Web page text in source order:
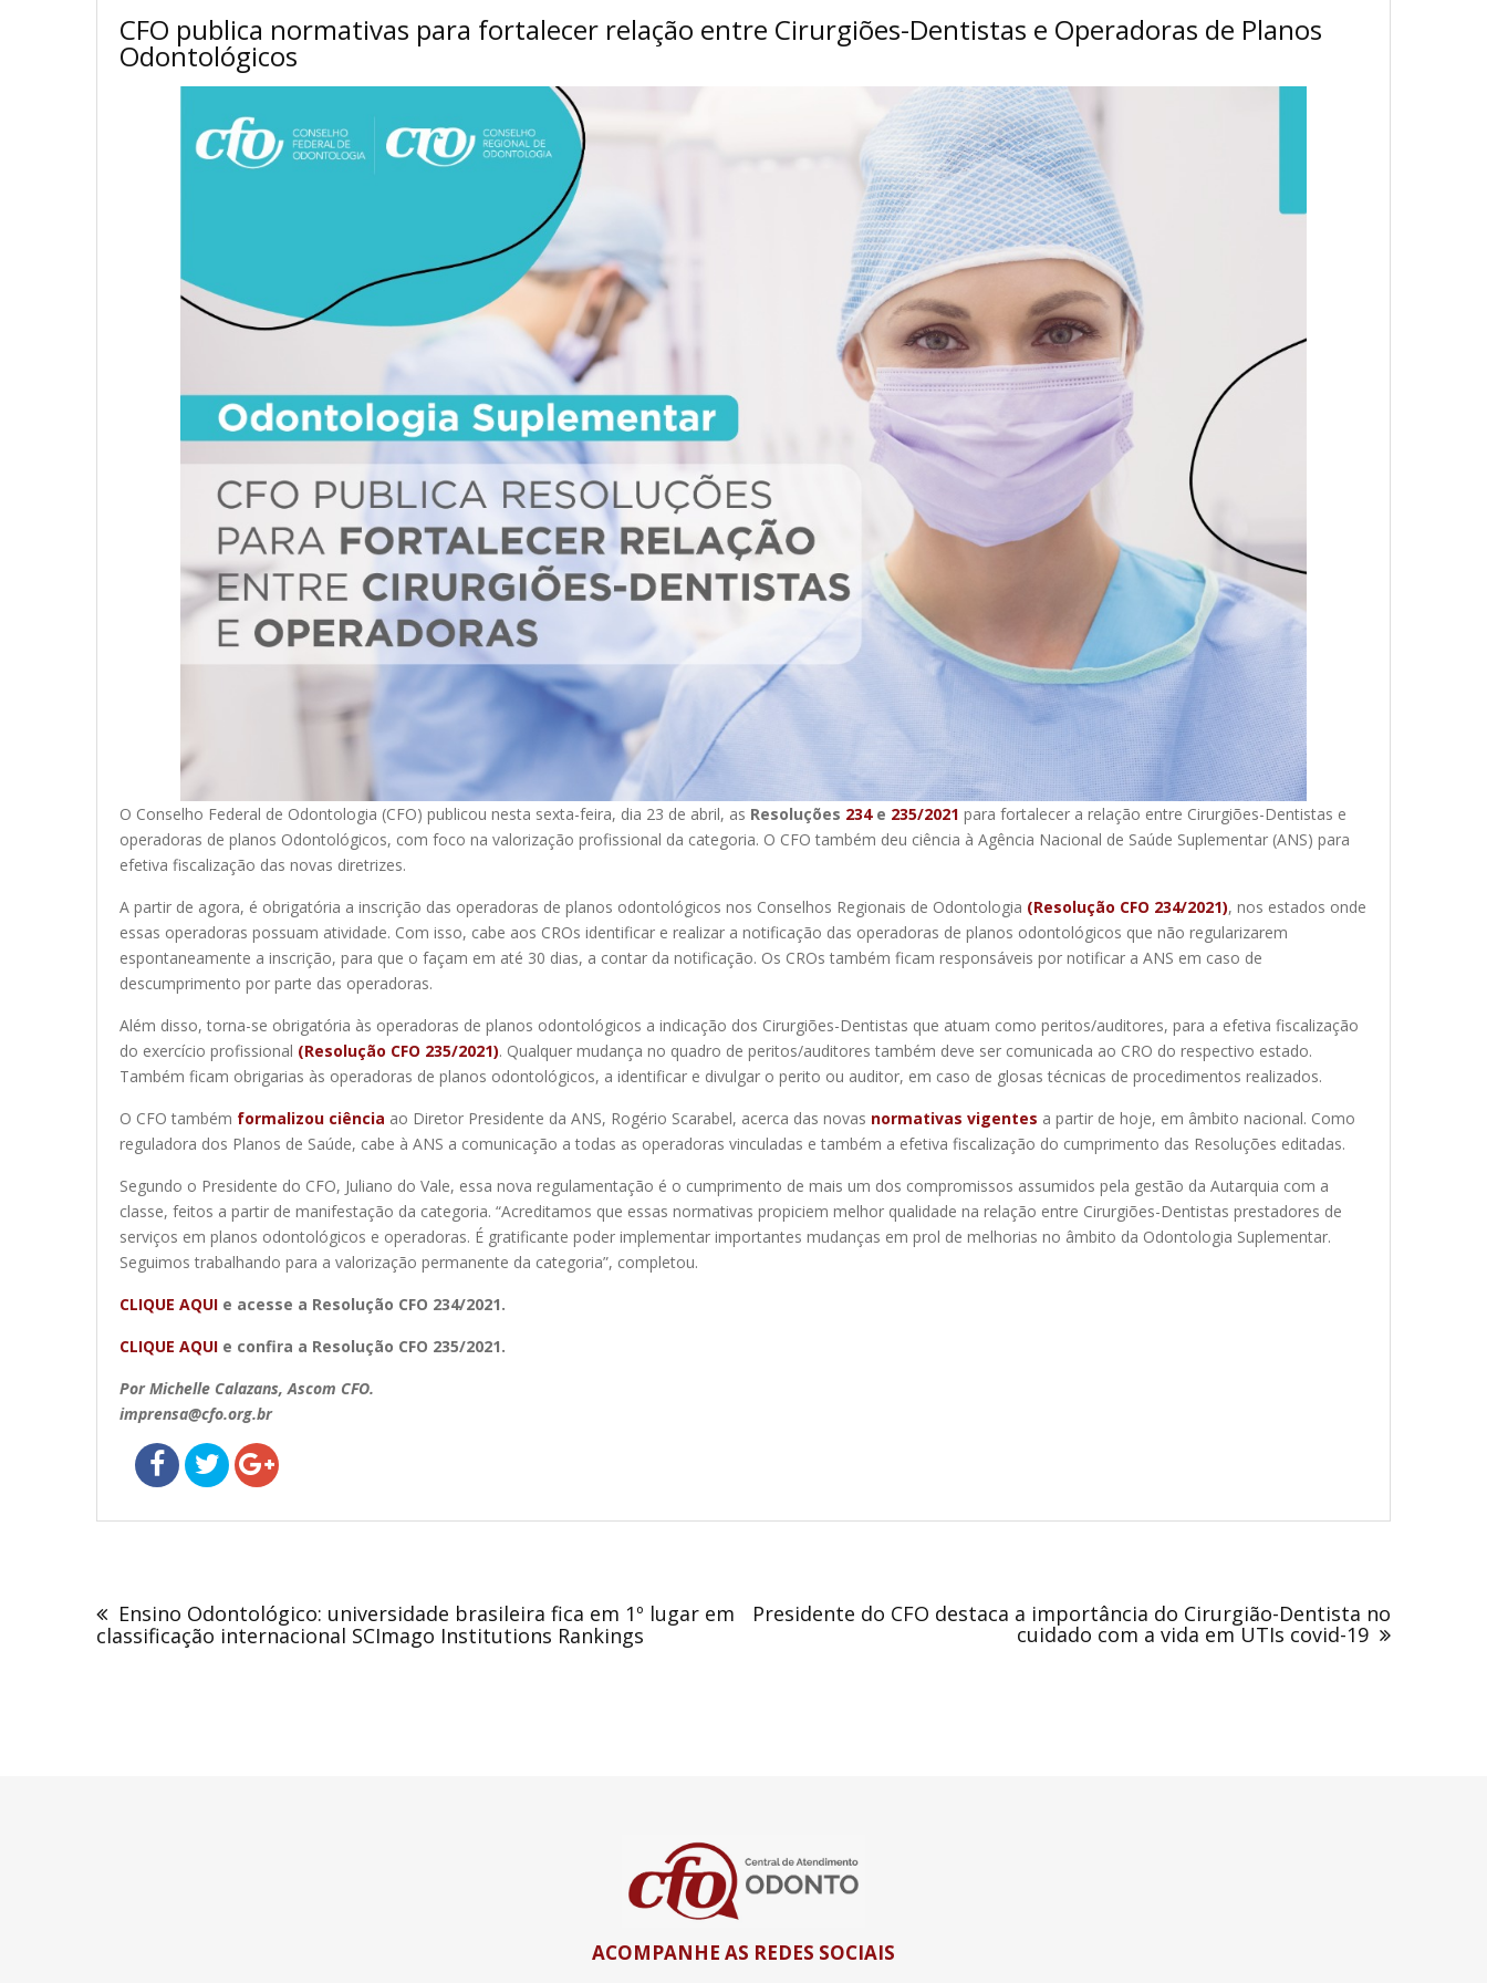
CFO publica normativas para fortalecer relação entre Cirurgiões-Dentistas e Operadoras de Planos
Odontológicos
O Conselho Federal de Odontologia (CFO) publicou nesta sexta-feira, dia 23 de abril, as Resoluções 234e 235/2021 para fortalecer a relação entre Cirurgiões-Dentistas e
operadoras de planos Odontológicos, com foco na valorização profissional da categoria. O CFO também deu ciência à Agência Nacional de Saúde Suplementar (ANS) para
efetiva fiscalização das novas diretrizes.
A partir de agora, é obrigatória a inscrição das operadoras de planos odontológicos nos Conselhos Regionais de Odontologia (Resolução CFO 234/2021), nos estados onde
essas operadoras possuam atividade. Com isso, cabe aos CROs identificar e realizar a notificação das operadoras de planos odontológicos que não regularizarem
espontaneamente a inscrição, para que o façam em até 30 dias, a contar da notificação. Os CROs também ficam responsáveis por notificar a ANS em caso de
descumprimento por parte das operadoras.
Além disso, torna-se obrigatória às operadoras de planos odontológicos a indicação dos Cirurgiões-Dentistas que atuam como peritos/auditores, para a efetiva fiscalização
do exercício profissional (Resolução CFO 235/2021). Qualquer mudança no quadro de peritos/auditores também deve ser comunicada ao CRO do respectivo estado.
Também ficam obrigarias às operadoras de planos odontológicos, a identificar e divulgar o perito ou auditor, em caso de glosas técnicas de procedimentos realizados.
O CFO também formalizou ciência ao Diretor Presidente da ANS, Rogério Scarabel, acerca das novas normativas vigentes a partir de hoje, em âmbito nacional. Como
reguladora dos Planos de Saúde, cabe à ANS a comunicação a todas as operadoras vinculadas e também a efetiva fiscalização do cumprimento das Resoluções editadas.
Segundo o Presidente do CFO, Juliano do Vale, essa nova regulamentação é o cumprimento de mais um dos compromissos assumidos pela gestão da Autarquia com a
classe, feitos a partir de manifestação da categoria. “Acreditamos que essas normativas propiciem melhor qualidade na relação entre Cirurgiões-Dentistas prestadores de
serviços em planos odontológicos e operadoras. É gratificante poder implementar importantes mudanças em prol de melhorias no âmbito da Odontologia Suplementar.
Seguimos trabalhando para a valorização permanente da categoria”, completou.
CLIQUE AQUI e acesse a Resolução CFO 234/2021.
CLIQUE AQUI e confira a Resolução CFO 235/2021.
Por Michelle Calazans, Ascom CFO.
imprensa@cfo.org.br
de
Post
Ensino Odontológico: universidade brasileira fica em 1º lugar em
classificação internacional SCImago Institutions Rankings
Presidente do CFO destaca a importância do Cirurgião-Dentista no
cuidado com a vida em UTIs covid-19
ACOMPANHE AS REDES SOCIAIS